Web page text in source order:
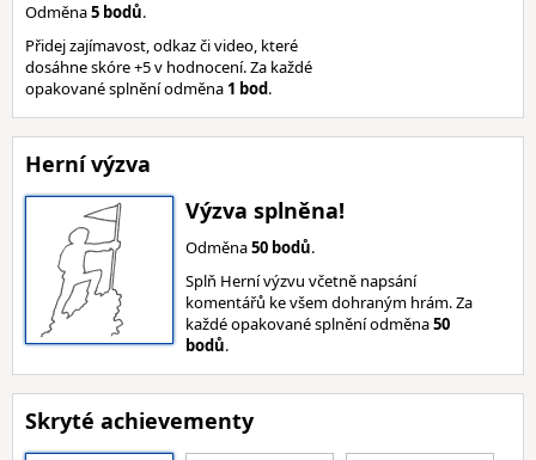
Odměna5 bodů.
Přidej zajímavost, odkaz či video, které
dosáhne skóre +5 v hodnocení. Za každé
opakované splnění odměna 1 bod.
Herní výzva
Výzva splněna!
Odměna50 bodů.
Splň Herní výzvu včetně napsání
komentářů ke všem dohraným hrám. Za
každé opakované splnění odměna50
bodů.
Skryté achievementy